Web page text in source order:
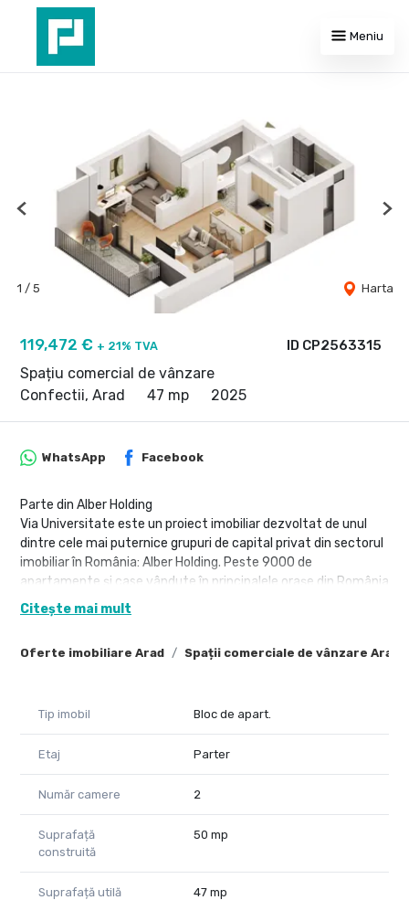
Meniu
ID CP2563315
119,472 € + 21% TVA
Spațiu comercial de vânzare
Confectii, Arad
47 mp 2025
1 / 5 Harta
Previous
Oferte imobiliare Arad Spații comerciale de vânzare Arad
WhatsApp Facebook
Parte din Alber Holding
Via Universitate este un proiect imobiliar dezvoltat de unul
dintre cele mai puternice grupuri de capital privat din sectorul
imobiliar în România: Alber Holding. Peste 9000 de
apartamente și case vândute în principalele orașe din România
(Timișoara, Cluj, Brașov, Oradea, Arad).
Un nou capitol începe pentru Arad, iar tu poți fi parte din el! Via
Liviu Rebreanu, chiar în vecinătatea Universității „Vasile Goldiș",
într-o zonă aflată în plină dezvoltare.
Inspirat din tendințele actuale
1,5 și 2 camere construite la standarde înalte, cu un design
Edith Berezovski - consultant imobiliar PropertyLab Arad
0746 658 188
Citește mai mult
Tip imobil Bloc de apart.
Etaj Parter
Număr camere 2
Suprafață
construită
50 mp
Suprafață utilă 47 mp